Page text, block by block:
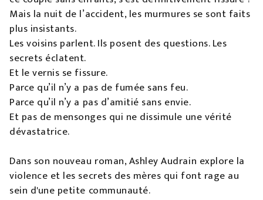
Mais la nuit de l’accident, les murmures se sont faits
plus insistants.
Les voisins parlent. Ils posent des questions. Les
secrets éclatent.
Et le vernis se fissure.
Parce qu’il n’y a pas de fumée sans feu.
Parce qu’il n’y a pas d’amitié sans envie.
Et pas de mensonges qui ne dissimule une vérité
dévastatrice.
Dans son nouveau roman, Ashley Audrain explore la
violence et les secrets des mères qui font rage au
sein d'une petite communauté.